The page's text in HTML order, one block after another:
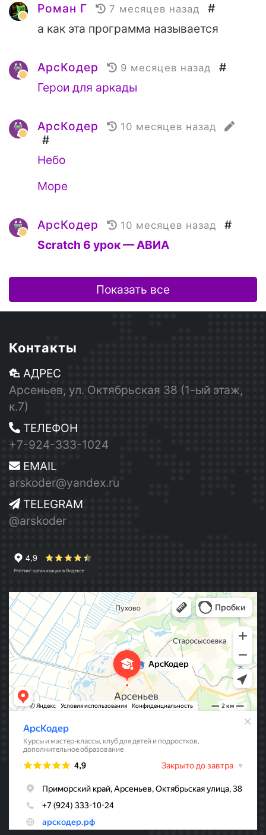
Роман Г 7 месяцев назад
#
а как эта программа называется
АрсКодер 9 месяцев назад
#
Герои для аркады
АрсКодер 10 месяцев назад
#
Небо
Море
АрсКодер 10 месяцев назад
#
Scratch 6 урок — АВИА
Показать все
Контакты
АДРЕС
Арсеньев, ул. Октябрьская 38 (1-ый этаж,
к.7)
ТЕЛЕФОН
+7-924-333-1024
EMAIL
arskoder@yandex.ru
TELEGRAM
@arskoder